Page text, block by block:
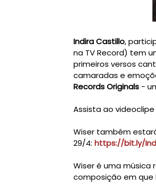
Indira Castillo,
na TV Record) tem
primeiros versos
camaradas e
Records Originals -
Assista ao videoclipe
Wiser também
29/4: https://bit.ly/
Wiser é uma música
composição em que